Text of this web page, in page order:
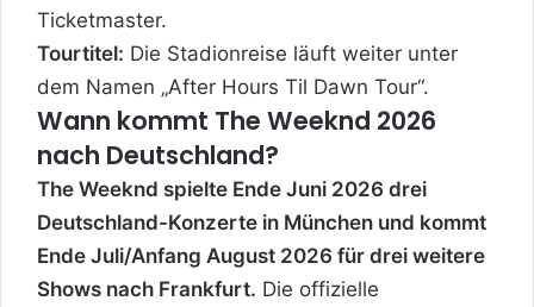
Ticketmaster.
Tourtitel: Die Stadionreise läuft weiter unter
dem Namen „After Hours Til Dawn Tour“.
Wann kommt The Weeknd 2026
nach Deutschland?
The Weeknd spielte Ende Juni 2026 drei
Deutschland-Konzerte in München und kommt
Ende Juli/Anfang August 2026 für drei weitere
Shows nach Frankfurt. Die offizielle